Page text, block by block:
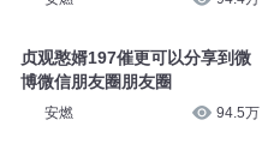
贞观憨婿197催更可以分享到微
博微信朋友圈朋友圈
安燃 94.5万